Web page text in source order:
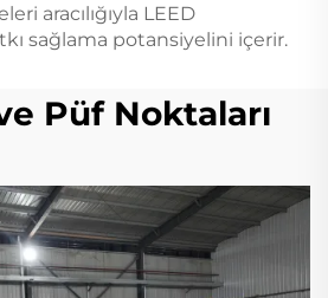
aracılığıyla LEED
sağlama potansiyelini içerir.
Püf Noktaları